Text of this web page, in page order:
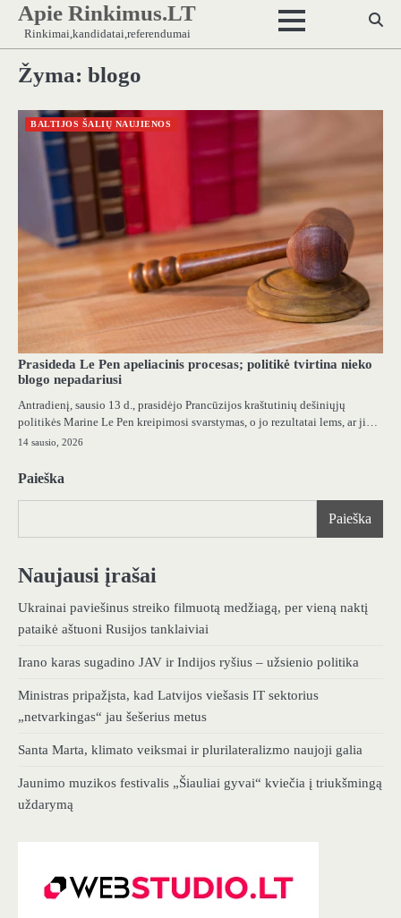
Skip
content
Apie Rinkimus.LT
Rinkimai,kandidatai,referendumai
Žyma: blogo
BALTIJOS ŠALIŲ NAUJIENOS
Prasideda Le Pen apeliacinis procesas; politikė tvirtina nieko
blogo nepadariusi
Antradienį, sausio 13 d., prasidėjo Prancūzijos kraštutinių dešiniųjų
politikės Marine Le Pen kreipimosi svarstymas, o jo rezultatai lems, ar ji…
14 sausio, 2026
Paieška
Paieška
Naujausi įrašai
Ukrainai paviešinus streiko filmuotą medžiagą, per vieną naktį
pataikė aštuoni Rusijos tanklaiviai
Irano karas sugadino JAV ir Indijos ryšius – užsienio politika
Ministras pripažįsta, kad Latvijos viešasis IT sektorius
„netvarkingas“ jau šešerius metus
Santa Marta, klimato veiksmai ir plurilateralizmo naujoji galia
Jaunimo muzikos festivalis „Šiauliai gyvai“ kviečia į triukšmingą
uždarymą